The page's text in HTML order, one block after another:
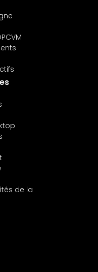
en
fin
book
et les
et les
de la